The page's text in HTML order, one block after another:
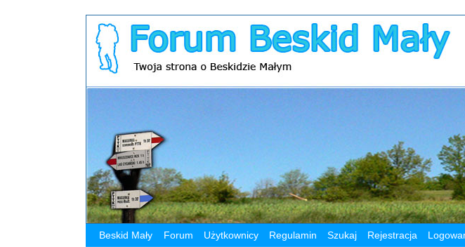
Beskid Mały Forum Użytkownicy Regulamin Szukaj Rejestracja